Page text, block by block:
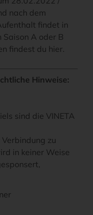
nach dem
findet in
A oder B
findest du hier.
Hinweise:
sind die VINETA
zu
in keiner Weise